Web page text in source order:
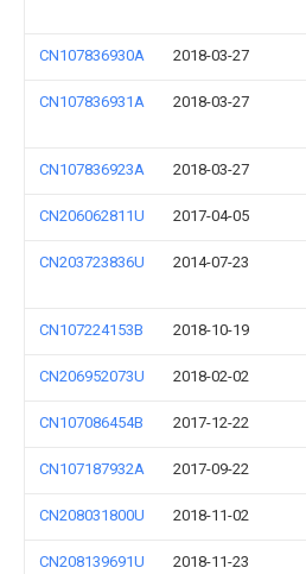
CN107836930A 2018-03-27
CN107836931A 2018-03-27
CN107836923A 2018-03-27
CN206062811U 2017-04-05
CN203723836U 2014-07-23
CN107224153B 2018-10-19
CN206952073U 2018-02-02
CN107086454B 2017-12-22
CN107187932A 2017-09-22
CN208031800U 2018-11-02
CN208139691U 2018-11-23